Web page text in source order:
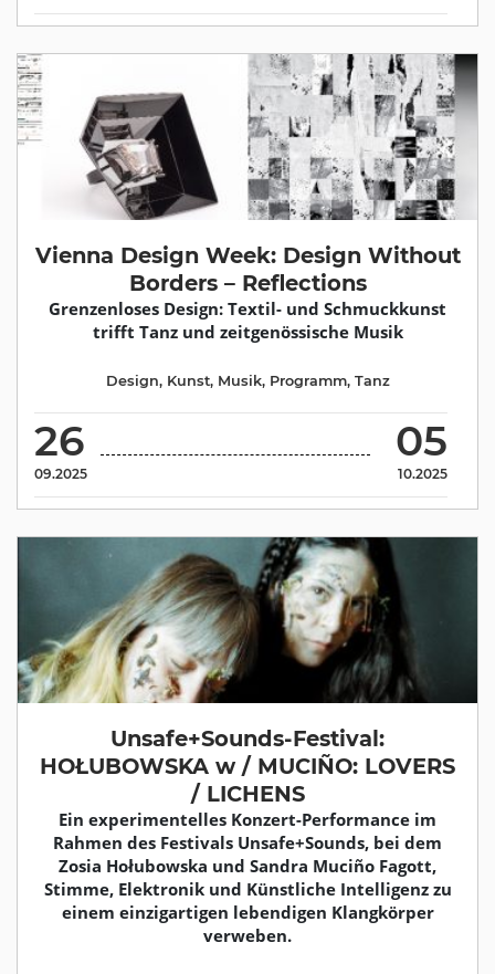
Vienna Design Week: Design Without
Borders – Reflections
Grenzenloses Design: Textil- und Schmuckkunst
trifft Tanz und zeitgenössische Musik
26
09.2025
05
10.2025
Design, Kunst, Musik, Programm, Tanz
Unsafe+Sounds-Festival:
HOŁUBOWSKA w / MUCIÑO: LOVERS
/ LICHENS
Ein experimentelles Konzert-Performance im
Rahmen des Festivals Unsafe+Sounds, bei dem
Zosia Hołubowska und Sandra Muciño Fagott,
Stimme, Elektronik und Künstliche Intelligenz zu
einem einzigartigen lebendigen Klangkörper
verweben.